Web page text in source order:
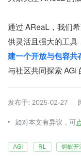
通过 AReaL，我们
供灵活且强大的工具
建一个开放与包容共
与社区共同探索 AGI
发布于: 2025-02-27
如对本文有异议，可
AGI RL 蚂蚁开